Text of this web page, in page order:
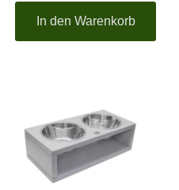
In den Warenkorb